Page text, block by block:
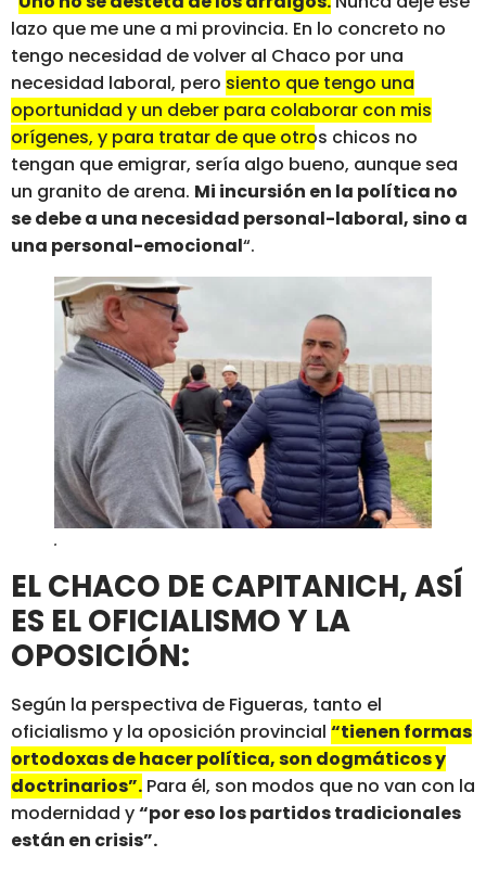
lazo que me une a mi provincia. En lo concreto no
tengo necesidad de volver al Chaco por una
necesidad laboral, pero siento que tengo una
oportunidad y un deber para colaborar con mis
orígenes, y para tratar de que otros chicos no
tengan que emigrar, sería algo bueno, aunque sea
un granito de arena. Mi incursión en la política no
se debe a una necesidad personal-laboral, sino a
una personal-emocional“.
.
EL CHACO DE CAPITANICH, ASÍ
ES EL OFICIALISMO Y LA
OPOSICIÓN:
Según la perspectiva de Figueras, tanto el
oficialismo y la oposición provincial “tienen formas
ortodoxas de hacer política, son dogmáticos y
doctrinarios”. Para él, son modos que no van con la
modernidad y“por eso los partidos tradicionales
están en crisis”.